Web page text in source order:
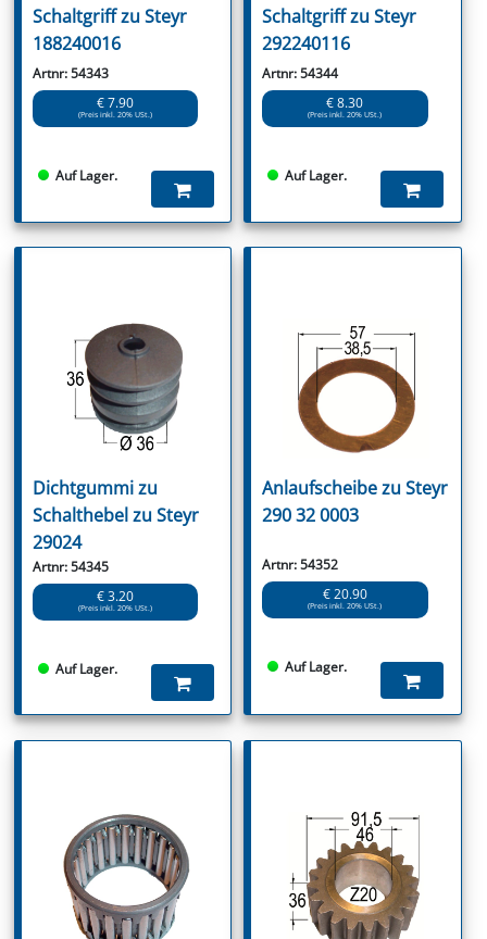
Schaltgriff zu Steyr
188240016
Artnr: 54343
€ 7.90
(Preis inkl. 20% USt.)
Auf Lager.
Schaltgriff zu Steyr
292240116
Artnr: 54344
€ 8.30
(Preis inkl. 20% USt.)
Auf Lager.
Dichtgummi zu
Schalthebel zu Steyr
29024
Artnr: 54345
€ 3.20
(Preis inkl. 20% USt.)
Auf Lager.
Anlaufscheibe zu Steyr
290 32 0003
Artnr: 54352
€ 20.90
(Preis inkl. 20% USt.)
Auf Lager.